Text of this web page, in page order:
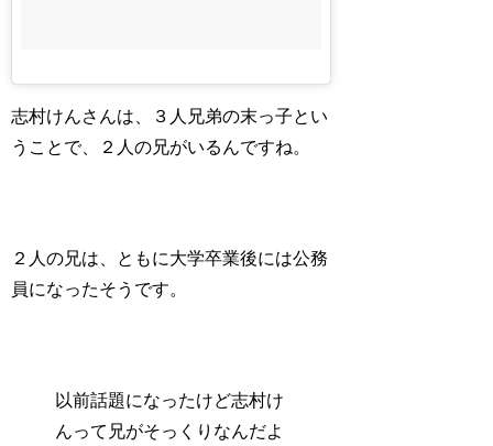
志村けんさんは、３人兄弟の末っ子とい
うことで、２人の兄がいるんですね。
２人の兄は、ともに大学卒業後には公務
員になったそうです。
以前話題になったけど志村け
んって兄がそっくりなんだよ